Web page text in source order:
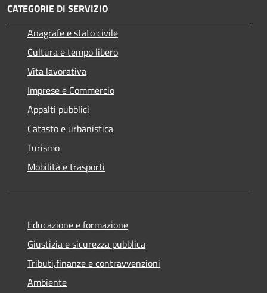
CATEGORIE DI SERVIZIO
Anagrafe e stato civile
Cultura e tempo libero
Vita lavorativa
Imprese e Commercio
Appalti pubblici
Catasto e urbanistica
Turismo
Mobilità e trasporti
Educazione e formazione
Giustizia e sicurezza pubblica
Tributi,finanze e contravvenzioni
Ambiente